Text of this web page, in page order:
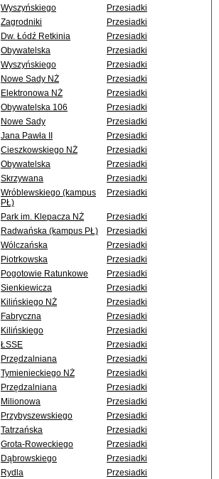
Wyszyńskiego
Przesiadki
Zagrodniki
Przesiadki
Dw. Łódź Retkinia
Przesiadki
Obywatelska
Przesiadki
Wyszyńskiego
Przesiadki
Nowe Sady NŻ
Przesiadki
Elektronowa NŻ
Przesiadki
Obywatelska 106
Przesiadki
Nowe Sady
Przesiadki
Jana Pawła II
Przesiadki
Cieszkowskiego NŻ
Przesiadki
Obywatelska
Przesiadki
Skrzywana
Przesiadki
Wróblewskiego (kampus
PŁ)
Przesiadki
Park im. Klepacza NŻ
Przesiadki
Radwańska (kampus PŁ)
Przesiadki
Wólczańska
Przesiadki
Piotrkowska
Przesiadki
Pogotowie Ratunkowe
Przesiadki
Sienkiewicza
Przesiadki
Kilińskiego NŻ
Przesiadki
Fabryczna
Przesiadki
Kilińskiego
Przesiadki
ŁSSE
Przesiadki
Przędzalniana
Przesiadki
Tymienieckiego NŻ
Przesiadki
Przędzalniana
Przesiadki
Milionowa
Przesiadki
Przybyszewskiego
Przesiadki
Tatrzańska
Przesiadki
Grota-Roweckiego
Przesiadki
Dąbrowskiego
Przesiadki
Rydla
Przesiadki